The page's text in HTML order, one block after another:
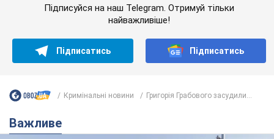
Підписуйся на наш Telegram. Отримуй тільки
найважливіше!
Підписатись Підписатись
Кримінальні новини Григорія Грабового засудили...
Важливе